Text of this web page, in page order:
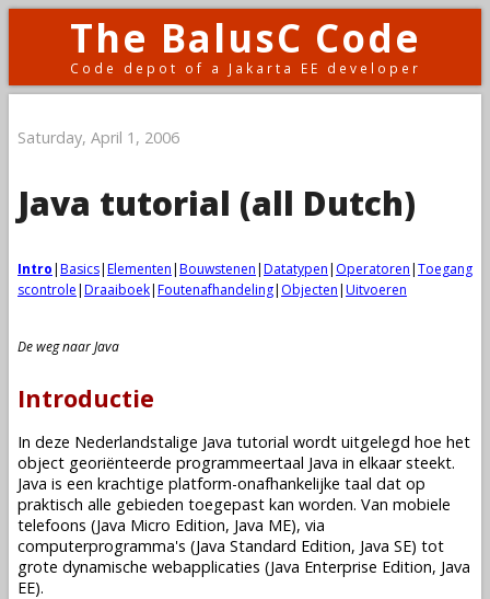
The BalusC Code
Code depot of a Jakarta EE developer
Saturday, April 1, 2006
Java tutorial (all Dutch)
Intro|Basics|Elementen|Bouwstenen|Datatypen| Operatoren|Toegang
scontrole|Draaiboek|Foutenafhandeling| Objecten|Uitvoeren
De weg naar Java
Introductie
In deze Nederlandstalige Java tutorial wordt uitgelegd hoe het
object georiënteerde programmeertaal Java in elkaar steekt.
Java is een krachtige platform-onafhankelijke taal dat op
praktisch alle gebieden toegepast kan worden. Van mobiele
telefoons (Java Micro Edition, Java ME), via
computerprogramma's (Java Standard Edition, Java SE) tot
grote dynamische webapplicaties (Java Enterprise Edition, Java
EE).